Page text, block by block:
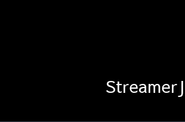
StreamerJ